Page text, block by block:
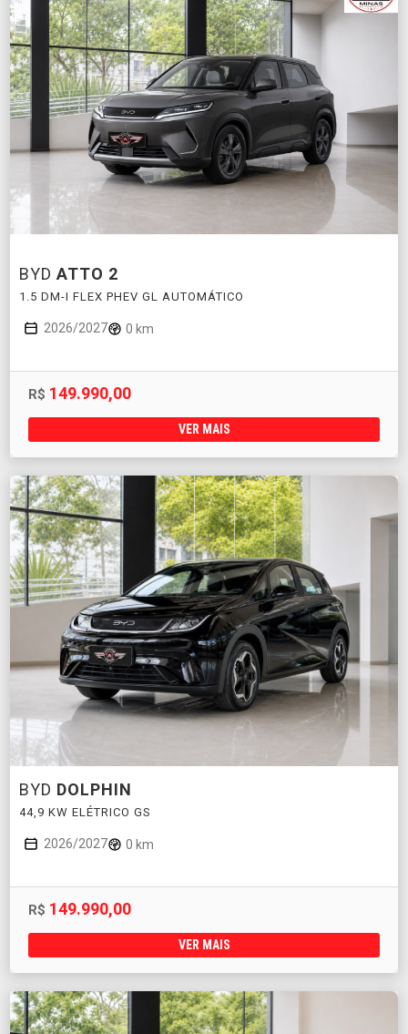
BYD ATTO 2
1.5 DM-I FLEX PHEV GL AUTOMÁTICO
2026/2027 0 km
R$ 149.990,00
VER MAIS
BYD DOLPHIN
44,9 KW ELÉTRICO GS
2026/2027 0 km
R$ 149.990,00
VER MAIS